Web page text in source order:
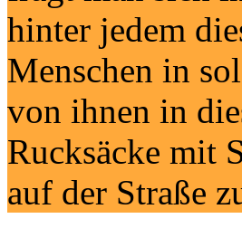
hinter jedem
Menschen in
von ihnen in
Rucksäcke mit
auf der Straße